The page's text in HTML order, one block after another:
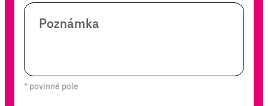
Poznámka
* povinné pole